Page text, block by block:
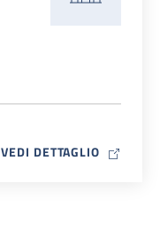
VEDI DETTAGLIO MAP ICON